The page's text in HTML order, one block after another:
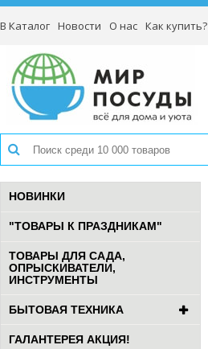
В Каталог Новости О нас Как купить?
НОВИНКИ
"ТОВАРЫ К ПРАЗДНИКАМ"
ТОВАРЫ ДЛЯ САДА,
ОПРЫСКИВАТЕЛИ,
ИНСТРУМЕНТЫ
БЫТОВАЯ ТЕХНИКА
ГАЛАНТЕРЕЯ АКЦИЯ!